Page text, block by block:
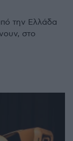
την Ελλάδα
στο